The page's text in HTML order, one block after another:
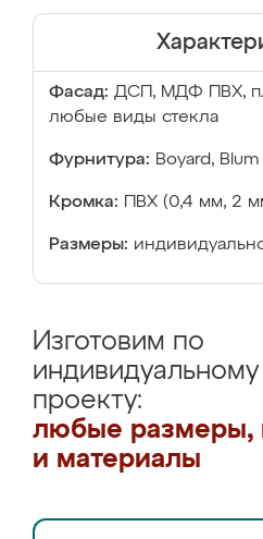
Фасад: ДСП, МДФ ПВХ,
любые виды стекла
Фурнитура: Boyard, Blum
Кромка: ПВХ (0,4 мм, 2
Размеры:
Изготовим по
индивидуальному
проекту:
любые размеры,
и материалы